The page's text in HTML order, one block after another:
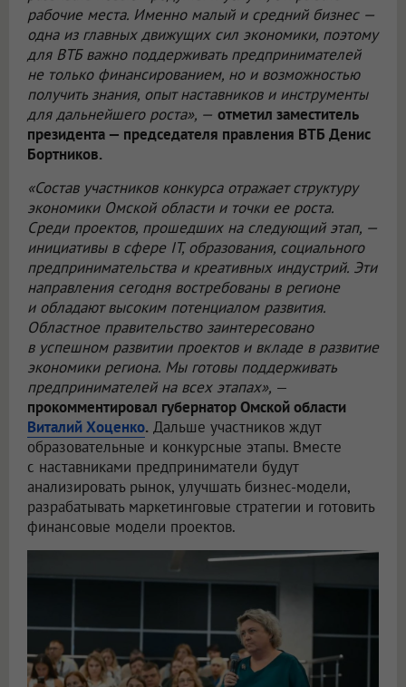
рабочие места. Именно малый и средний бизнес —
одна из главных движущих сил экономики, поэтому
для ВТБ важно поддерживать предпринимателей
не только финансированием, но и возможностью
получить знания, опыт наставников и инструменты
для дальнейшего роста», — отметил заместитель
президента — председателя правления ВТБ Денис
Бортников.
«Состав участников конкурса отражает структуру
экономики Омской области и точки ее роста.
Среди проектов, прошедших на следующий этап, —
инициативы в сфере IT, образования, социального
предпринимательства и креативных индустрий. Эти
направления сегодня востребованы в регионе
и обладают высоким потенциалом развития.
Областное правительство заинтересовано
в успешном развитии проектов и вкладе в развитие
экономики региона. Мы готовы поддерживать
предпринимателей на всех этапах», —
прокомментировал губернатор Омской области
Виталий Хоценко. Дальше участников ждут
образовательные и конкурсные этапы. Вместе
с наставниками предприниматели будут
анализировать рынок, улучшать бизнес-модели,
разрабатывать маркетинговые стратегии и готовить
финансовые модели проектов.